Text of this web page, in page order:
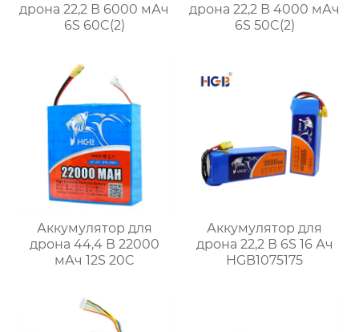
дрона 22,2 В 6000 мАч
6S 60C(2)
дрона 22,2 В 4000 мАч
6S 50C(2)
Аккумулятор для
дрона 44,4 В 22000
мАч 12S 20C
Аккумулятор для
дрона 22,2 В 6S 16 Ач
HGB1075175